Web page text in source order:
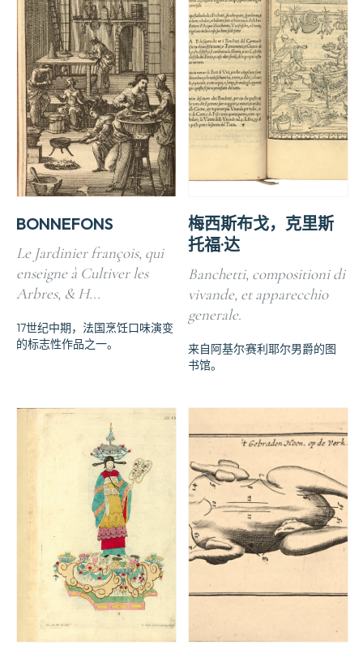
BONNEFONS
Le Jardinier françois, qui
enseigne à Cultiver les
Arbres, & H...
17世纪中期，法国烹饪口味演变
的标志性作品之一。
梅西斯布戈，克里斯
托福·达
Banchetti, compositioni di
vivande, et apparecchio
generale.
来自阿基尔·赛利耶尔男爵的图
书馆。